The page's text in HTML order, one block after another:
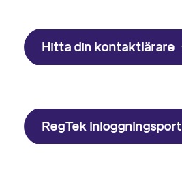
Hitta din kontaktlärare
RegTek